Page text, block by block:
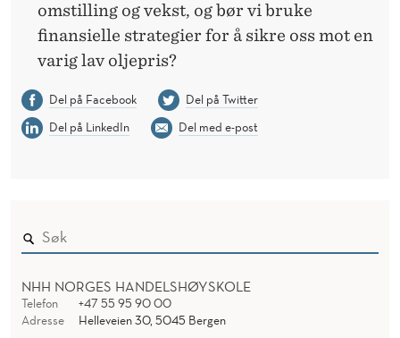
omstilling og vekst, og bør vi bruke
finansielle strategier for å sikre oss mot en
varig lav oljepris?
Del på Facebook
Del på Twitter
Del på LinkedIn
Del med e-post
NHH NORGES HANDELSHØYSKOLE
Telefon
+47 55 95 90 00
Adresse
Helleveien 30, 5045 Bergen